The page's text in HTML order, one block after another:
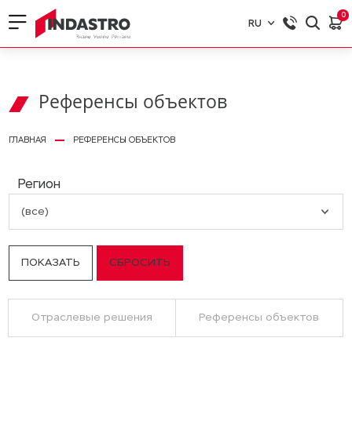
RU
RU
0
Референсы объектов
ГЛАВНАЯ РЕФЕРЕНСЫ ОБЪЕКТОВ
Регион
(все)
Отраслевые решения Референсы объектов